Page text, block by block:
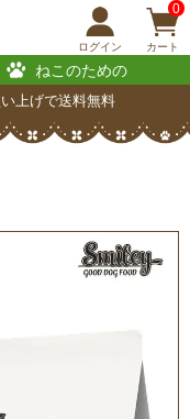
ログイン
0
カート
ねこのための
上げで送料無料